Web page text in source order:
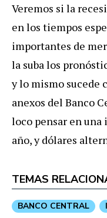
Veremos si la
en los tiempos
importantes de
la suba los
y lo mismo sucede
anexos del Banco
loco pensar en una
año, y dólares
TEMAS
BANCO CENTRAL